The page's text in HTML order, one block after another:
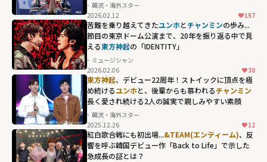
イ・ソジンらへ
の容赦のないダ
メ出しが爆笑を
生む、リアルバ
ラエティの神回"
width="304"
height="203"
loading="lazy"
fetchpriority="h
igh">
韓流・海外スター
2026.02.12
157
苦難を乗り越えてきたユンホとチャンミンの歩み...
節目の東京ドーム公演まで、20年を振り返る中で見
える東方神起の「IDENTITY」
ミュージシャン
2026.02.06
30
東方神起、デビュー22周年！ストイックに頂点を極
め続けるユンホと、後輩からも慕われるチャンミン
長く愛され続ける2人の誠実で親しみやすい素顔
韓流・海外スター
2025.12.26
12
紅白歌合戦にも初出場...&TEAM(エンティーム)、反
響を呼ぶ韓国デビュー作「Back to Life」で示した
急成長の証とは？